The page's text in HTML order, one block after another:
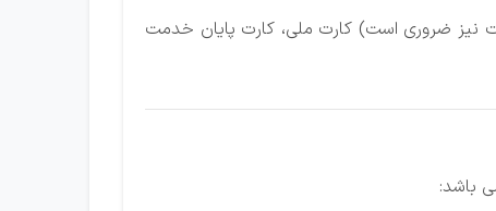
نیز ضروری است‌) کارت ملی‌، کارت پایان خدمت‌
باشد: